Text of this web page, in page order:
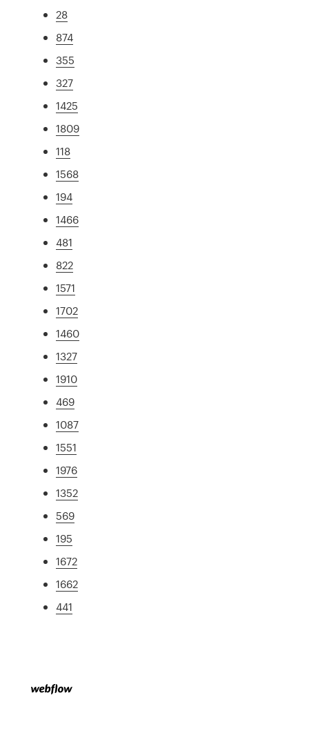
28
874
355
327
1425
1809
118
1568
194
1466
481
822
1571
1702
1460
1327
1910
469
1087
1551
1976
1352
569
195
1672
1662
441